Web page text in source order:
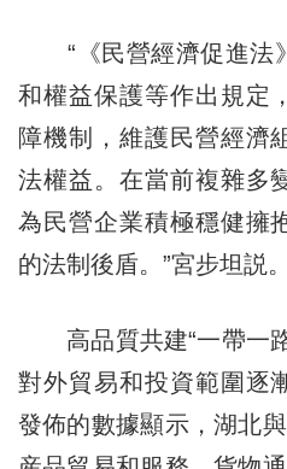
“《民營經濟促進法
和權益保護等作出規定
障機制，維護民營經濟
法權益。在當前複雜多
為民營企業積極穩健擁
的法制後盾。”宮步坦説。
高品質共建“一帶一路
對外貿易和投資範圍逐
發佈的數據顯示，湖北